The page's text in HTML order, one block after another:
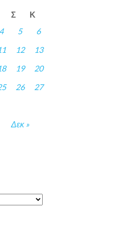
Σ Κ
Δεκ »
4 5
6
12
13
19
20
26
27